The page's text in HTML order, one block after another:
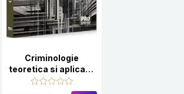
Criminologie
teoretica si aplicata
Ed.6